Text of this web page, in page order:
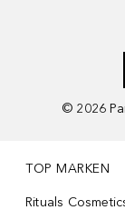
© 2026
TOP MARKEN
Rituals